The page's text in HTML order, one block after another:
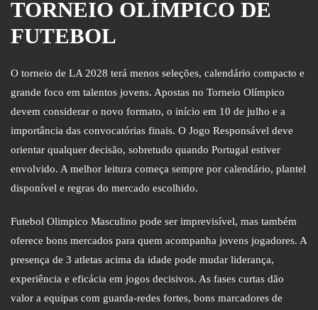
TORNEIO OLÍMPICO DE
FUTEBOL
O torneio de LA 2028 terá menos seleções, calendário compacto e
grande foco em talentos jovens. Apostas no Torneio Olímpico
devem considerar o novo formato, o início em 10 de julho e a
importância das convocatórias finais. O Jogo Responsável deve
orientar qualquer decisão, sobretudo quando Portugal estiver
envolvido. A melhor leitura começa sempre por calendário, plantel
disponível e regras do mercado escolhido.
Futebol Olimpico Masculino pode ser imprevisível, mas também
oferece bons mercados para quem acompanha jovens jogadores. A
presença de 3 atletas acima da idade pode mudar liderança,
experiência e eficácia em jogos decisivos. As fases curtas dão
valor a equipas com guarda-redes fortes, bons marcadores de